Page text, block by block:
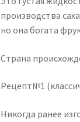
производства
но она богата
Страна
Рецепт№1
Никогда ранее